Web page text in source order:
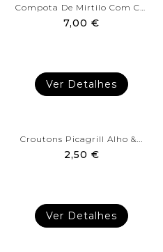
Compota De Mirtilo Com Café...
7,00 €
Ver Detalhes
Croutons Picagrill Alho &...
2,50 €
Ver Detalhes